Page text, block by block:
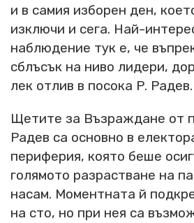
и в самия изборен ден,
изключи и сега. Най-
наблюдение тук е, че
сблъсък на ниво лидери,
лек отлив в посока Р. Радев.
Щетите за Възраждане от
Радев са основно в
периферия, която беше
голямото разрастване на
насам. Моментната й
на сто, но при нея са